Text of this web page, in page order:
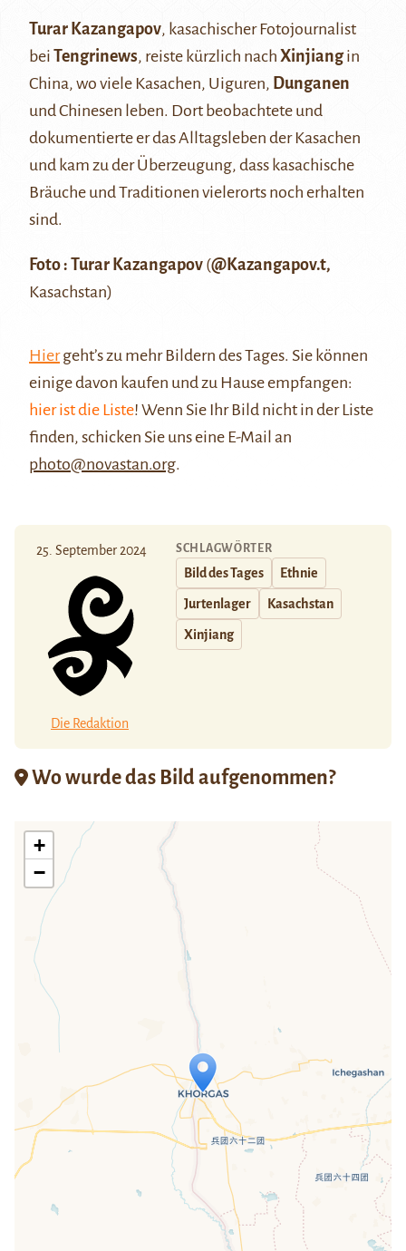
Turar Kazangapov, kasachischer Fotojournalist
bei Tengrinews, reiste kürzlich nach Xinjiangin
China, wo viele Kasachen, Uiguren, Dunganen
und Chinesen leben. Dort beobachtete und
dokumentierte er das Alltagsleben der Kasachen
und kam zu der Überzeugung, dass kasachische
Bräuche und Traditionen vielerorts noch erhalten
sind.
Foto : Turar Kazangapov (@Kazangapov.t,
Kasachstan)
Hiergeht’s zu mehr Bildern des Tages. Sie können
einige davon kaufen und zu Hause empfangen:
hier ist die Liste! Wenn Sie Ihr Bild nicht in der Liste
finden, schicken Sie uns eine E-Mail an
photo@novastan.org.
25. September 2024
Die Redaktion
SCHLAGWÖRTER
Bild des Tages Ethnie
Jurtenlager Kasachstan
Xinjiang
Wo wurde das Bild aufgenommen?
Travelers' Map wird geladen …
Wenn du dies siehst, nachdem deine
Seite vollständig geladen wurde,
fehlen leafletJS-Dateien.
+
−